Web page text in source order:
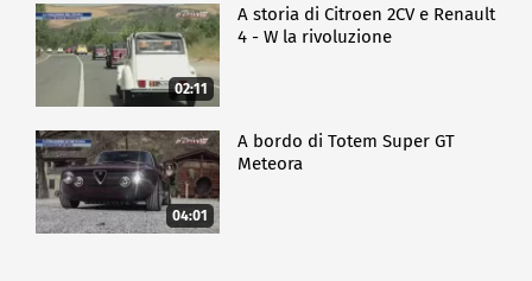
02:11
A storia di Citroen 2CV e Renault
4 - W la rivoluzione
04:01
A bordo di Totem Super GT
Meteora